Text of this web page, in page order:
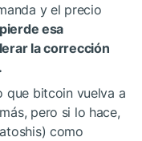
y el precio
pierde esa
la corrección
que bitcoin vuelva a
pero si lo hace,
como